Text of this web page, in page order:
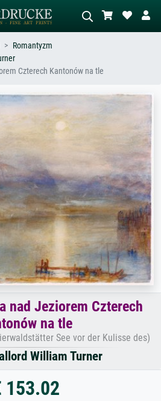
Wyszukiwanie obrazów AI
abstrakcja z czerwienią, ciemny olej,
stojący akt obok drzewa.
Romantyzm
Czterech Kantonów na tle
nad Jeziorem Czterech
na tle
See vor der Kulisse des)
William Turner
153.02